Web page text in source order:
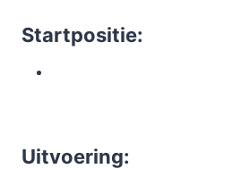
Startpositie:
Uitvoering: